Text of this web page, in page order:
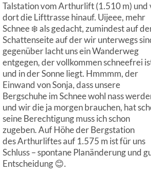
Talstation vom Arthurlift (1.510 m) und
dort die Lifttrasse hinauf. Uijeee, mehr
Schnee ❄️ als gedacht, zumindest auf
Schattenseite auf der wir unterwegs
gegenüber lacht uns ein Wanderweg
entgegen, der vollkommen schneefrei
und in der Sonne liegt. Hmmmm, der
Einwand von Sonja, dass unsere
Bergschuhe im Schnee wohl nass
und wir die ja morgen brauchen, hat
seine Berechtigung muss ich schon
zugeben. Auf Höhe der Bergstation
des Arthurliftes auf 1.575 m ist für uns
Schluss – spontane Planänderung und
Entscheidung 😊.